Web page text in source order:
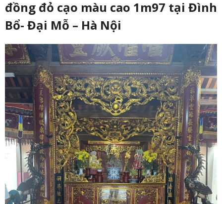
đồng đỏ cạo màu cao 1m97 tại Đình
Bổ- Đại Mỗ – Hà Nội